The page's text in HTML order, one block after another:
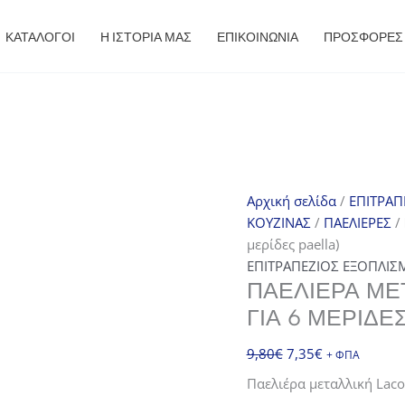
ΚΑΤΑΛΟΓΟΙ Η ΙΣΤΟΡΙΑ ΜΑΣ ΕΠΙΚΟΙΝΩΝΙΑ ΠΡΟΣΦΟΡΈΣ
Αρχική σελίδα/
ΚΟΥΖΙΝΑΣ/ ΠΑΕΛΙΕΡΕΣ/
μερίδες paella)
ΕΠΙΤΡΑΠΕΖΙΟΣ
ΠΑΕΛΙΈΡΑ
ΓΙΑ 6
9,80€ Original
price
was:
7,35€Η
τρέχουσα
+ ΦΠΑ
Παελιέρα μεταλλική